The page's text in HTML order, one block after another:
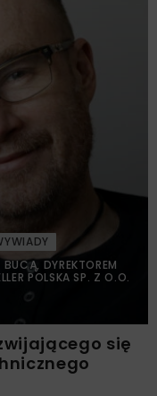
DYREKTOREM
POLSKA SP. Z O.O.
się